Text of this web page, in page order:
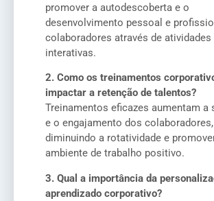
promover a autodescoberta e o
desenvolvimento pessoal e
colaboradores através de atividades
interativas.
2. Como os treinamentos
impactar a retenção de talentos?
Treinamentos eficazes aumentam a
e o engajamento dos colaboradores,
diminuindo a rotatividade e
ambiente de trabalho positivo.
3. Qual a importância da
aprendizado corporativo?